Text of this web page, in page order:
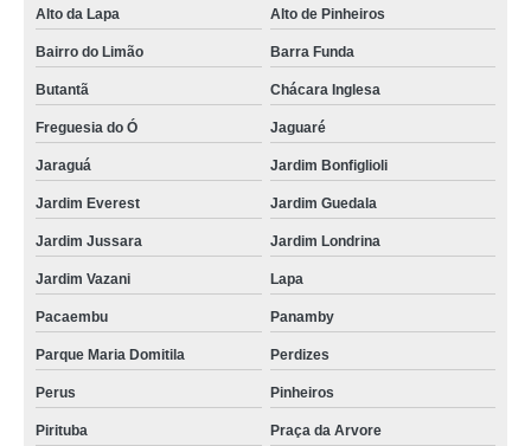
cartão em pvc Jardim São Luiz
cartões de pvc mifare Mauá
cartões pvc brancos para crachás Jardim Everest
cartão pvc para crachá Jardim Vazani
cotação de cartão pvc acura Itapecerica da Serra
cartão pvc branco para crachá Chora Menino
cartão de pvc para crachá preço Panamby
cartão em pvc branco Guaianases
Alto da Lapa Alto de Pinheiros
Bairro do Limão Barra Funda
Butantã Chácara Inglesa
Freguesia do Ó Jaguaré
Jaraguá Jardim Bonfiglioli
Jardim Everest Jardim Guedala
Jardim Jussara Jardim Londrina
Jardim Vazani Lapa
Pacaembu Panamby
Parque Maria Domitila Perdizes
Perus Pinheiros
Pirituba Praça da Arvore